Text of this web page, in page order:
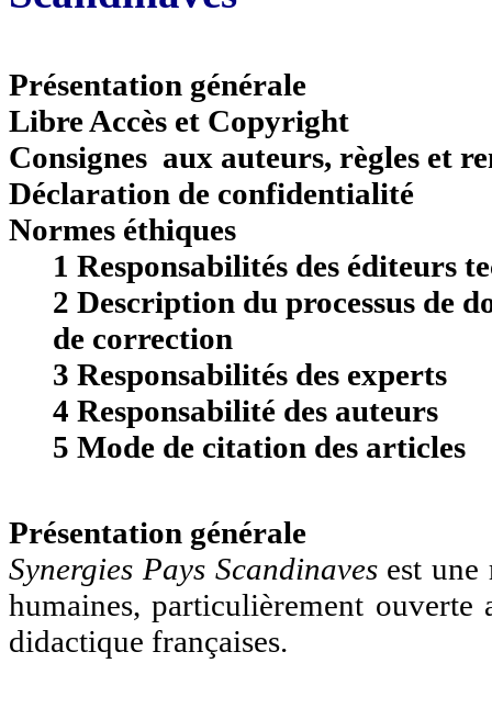
Présentation générale
Libre Accès et Copyright
Consignes aux auteurs, règles et
Déclaration de confidentialité
Normes éthiques
1 Responsabilités des éditeurs
2 Description du processus de
de correction
3 Responsabilités des experts
4 Responsabilité des auteurs
5 Mode de citation des articles
Présentation générale
Synergies Pays Scandinaves est une
humaines, particulièrement
didactique françaises.